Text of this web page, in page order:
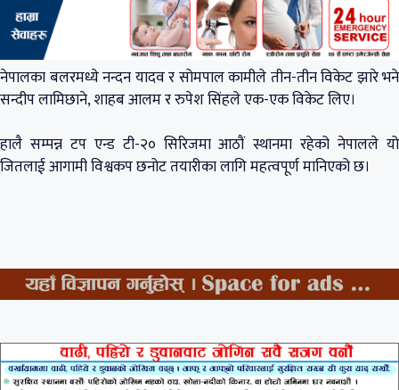
नेपालका बलरमध्ये नन्दन यादव र सोमपाल कामीले तीन-तीन विकेट झारे भने
सन्दीप लामिछाने, शाहब आलम र रुपेश सिंहले एक-एक विकेट लिए।
हालै सम्पन्न टप एन्ड टी-२० सिरिजमा आठौं स्थानमा रहेको नेपालले यो
जितलाई आगामी विश्वकप छनोट तयारीका लागि महत्वपूर्ण मानिएको छ।